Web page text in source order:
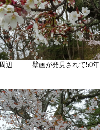
周辺 壁画が発見されて50年